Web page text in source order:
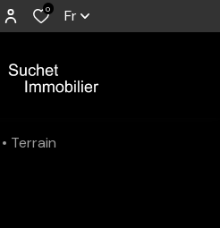
0 Fr
Terrain